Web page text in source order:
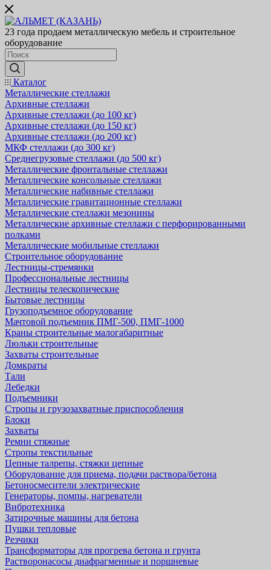
23 года продаем металлическую мебель и строительное
оборудование
Каталог
Металлические стеллажи
Архивные стеллажи
Архивные стеллажи (до 100 кг)
Архивные стеллажи (до 150 кг)
Архивные стеллажи (до 200 кг)
МКФ стеллажи (до 300 кг)
Среднегрузовые стеллажи (до 500 кг)
Металлические фронтальные стеллажи
Металлические консольные стеллажи
Металлические набивные стеллажи
Металлические гравитационные стеллажи
Металлические стеллажи мезонины
Металлические архивные стеллажи с перфорированными
полками
Металлические мобильные стеллажи
Строительное оборудование
Лестницы-стремянки
Профессиональные лестницы
Лестницы телескопические
Бытовые лестницы
Грузоподъемное оборудование
Мачтовой подъемник ПМГ-500, ПМГ-1000
Краны строительные малогабаритные
Люльки строительные
Захваты строительные
Домкраты
Тали
Лебедки
Подъемники
Стропы и грузозахватные приспособления
Блоки
Захваты
Ремни стяжные
Стропы текстильные
Цепные талрепы, стяжки цепные
Оборудование для приема, подачи раствора/бетона
Бетоносмесители электрические
Генераторы, помпы, нагреватели
Вибротехника
Затирочные машины для бетона
Пушки тепловые
Резчики
Трансформаторы для прогрева бетона и грунта
Растворонасосы диафрагменные и поршневые